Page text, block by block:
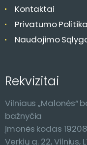
Kontaktai
Privatumo Politika
Naudojimo
Rekvizitai
Vilniaus „Malonės“
bažnyčia
Įmonės kodas
Verkių g. 22, Vilnius,